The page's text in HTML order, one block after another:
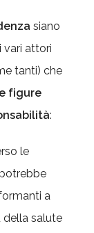
siano
vari attori
tanti) che
figure
:
le
a
della salute